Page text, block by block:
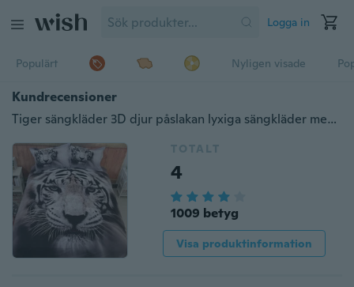
Logga in
Populärt Nyligen visade
Kundrecensioner
Tiger sängkläder 3D djur påslakan lyxiga sängkläder med tiger överkast och örngott
TOTALT
4
1009 betyg
Visa produktinformation